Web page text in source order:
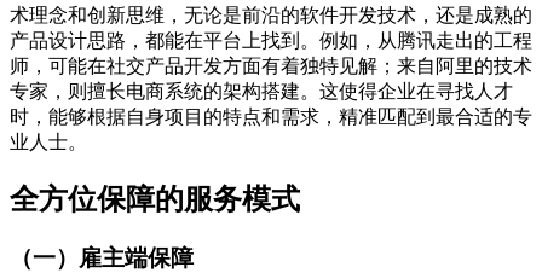
术理念和创新思维，无论是前沿的软件开发技术，还是成熟的
产品设计思路，都能在平台上找到。例如，从腾讯走出的工程
师，可能在社交产品开发方面有着独特见解；来自阿里的技术
专家，则擅长电商系统的架构搭建。这使得企业在寻找人才
时，能够根据自身项目的特点和需求，精准匹配到最合适的专
业人士。
全方位保障的服务模式
（一）雇主端保障